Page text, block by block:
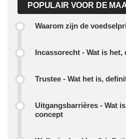
POPULAIR VOOR DE
Waarom zijn de
Incassorecht - Wat is
Trustee - Wat het is,
Uitgangsbarrières - Wat
concept